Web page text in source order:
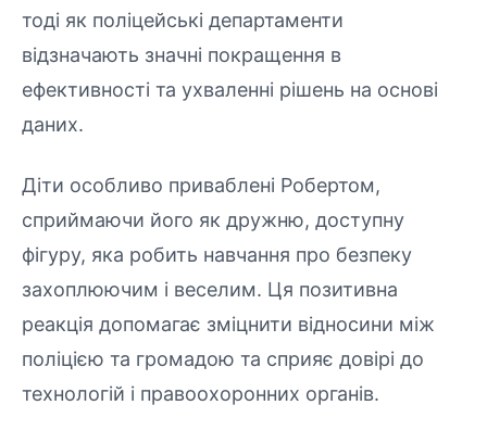
тоді як поліцейські департаменти
відзначають значні покращення в
ефективності та ухваленні рішень на основі
даних.
Діти особливо приваблені Робертом,
сприймаючи його як дружню, доступну
фігуру, яка робить навчання про безпеку
захоплюючим і веселим. Ця позитивна
реакція допомагає зміцнити відносини між
поліцією та громадою та сприяє довірі до
технологій і правоохоронних органів.